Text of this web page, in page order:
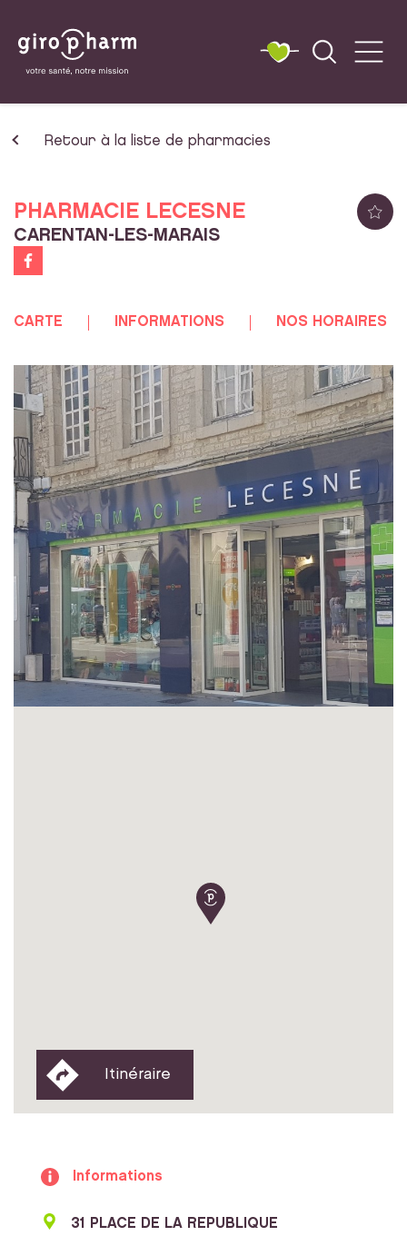
Retour à la liste de pharmacies
PHARMACIE LECESNE
CARENTAN-LES-MARAIS
CARTE INFORMATIONS NOS HORAIRES
Itinéraire
Informations
31 PLACE DE LA REPUBLIQUE